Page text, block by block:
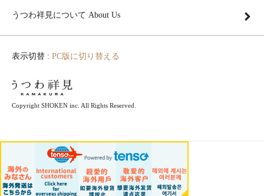
うつわ祥見について About Us
表示切替 : PC版に切り替える
Copyright SHOKEN inc. All Rights Reserved.